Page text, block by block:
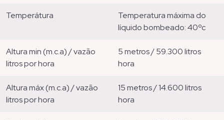
temperátura
temperatura máxima do
líquido bombeado: 40ºc
altura min (m.c.a) / vazão
litros por hora
5 metros / 59.300 litros
hora
altura máx (m.c.a) / vazão
litros por hora
15 metros / 14.600 litros
hora